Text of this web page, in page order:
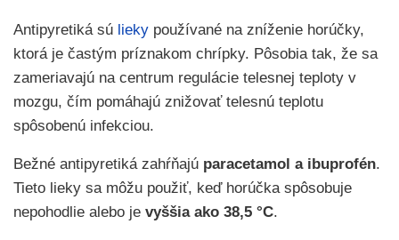
Antipyretiká sú lieky používané na zníženie horúčky,
ktorá je častým príznakom chrípky. Pôsobia tak, že sa
zameriavajú na centrum regulácie telesnej teploty v
mozgu, čím pomáhajú znižovať telesnú teplotu
spôsobenú infekciou.
Bežné antipyretiká zahŕňajú paracetamol a ibuprofén.
Tieto lieky sa môžu použiť, keď horúčka spôsobuje
nepohodlie alebo je vyššia ako 38,5 °C.